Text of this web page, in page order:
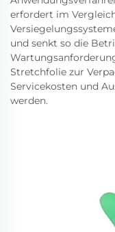
erfordert im
und senkt so die
Stretchfolie zur
Servicekosten und
werden.